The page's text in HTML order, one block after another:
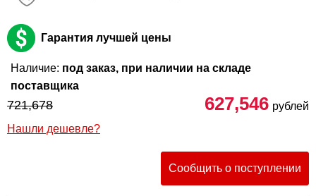
Гарантия лучшей цены
Наличие: под заказ, при наличии на складе
поставщика
721,678 627,546 рублей
Нашли дешевле?
Сообщить о поступлении